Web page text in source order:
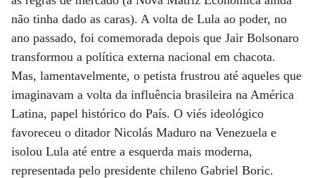
não tinha dado as caras). A volta de Lula ao poder, no
ano passado, foi comemorada depois que Jair Bolsonaro
transformou a política externa nacional em chacota.
Mas, lamentavelmente, o petista frustrou até aqueles que
imaginavam a volta da influência brasileira na América
Latina, papel histórico do País. O viés ideológico
favoreceu o ditador Nicolás Maduro na Venezuela e
isolou Lula até entre a esquerda mais moderna,
representada pelo presidente chileno Gabriel Boric.